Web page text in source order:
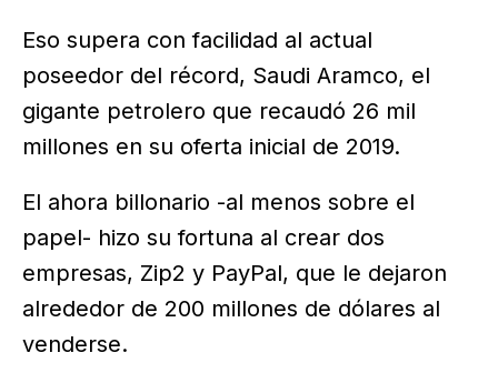
Eso supera con facilidad al actual
poseedor del récord, Saudi Aramco, el
gigante petrolero que recaudó 26 mil
millones en su oferta inicial de 2019.
El ahora billonario -al menos sobre el
papel- hizo su fortuna al crear dos
empresas, Zip2 y PayPal, que le dejaron
alrededor de 200 millones de dólares al
venderse.